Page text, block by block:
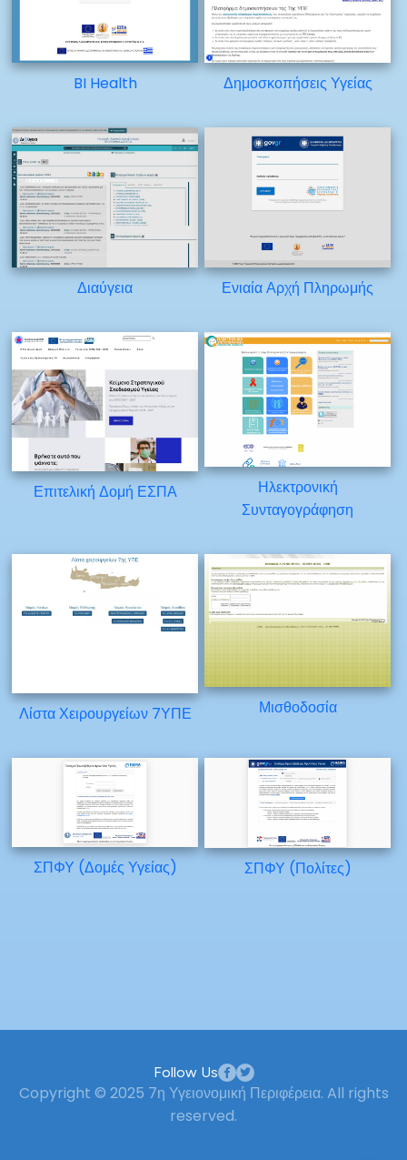
BI Health Δημοσκοπήσεις Υγείας
Διαύγεια Ενιαία Αρχή Πληρωμής
Επιτελική Δομή ΕΣΠΑ
Ηλεκτρονική
Συνταγογράφηση
Λίστα Χειρουργείων 7ΥΠΕ Μισθοδοσία
ΣΠΦΥ (Δομές Υγείας) ΣΠΦΥ (Πολίτες)
Follow Us
Copyright © 2025 7η Υγειονομική Περιφέρεια. All rights
reserved.